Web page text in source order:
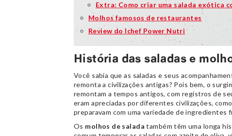
Extra: Como criar uma salada exótica
Molhos famosos de restaurantes
Review do Ichef Power Nutri
História das saladas e
Você sabia que as saladas e seus
remonta a civilizações antigas? Pois bem, o
remontam a tempos antigos, com registros de
eram apreciadas por diferentes civilizações,
preparavam com uma variedade de
Os molhos de salada também têm uma longa